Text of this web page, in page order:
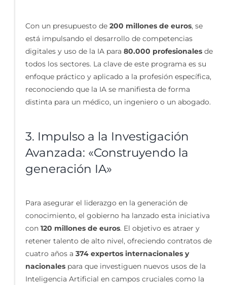
Con un presupuesto de 200 millones de euros, se
está impulsando el desarrollo de competencias
digitales y uso de la IA para 80.000 profesionales de
todos los sectores. La clave de este programa es su
enfoque práctico y aplicado a la profesión específica,
reconociendo que la IA se manifiesta de forma
distinta para un médico, un ingeniero o un abogado.
3. Impulso a la Investigación
Avanzada: «Construyendo la
generación IA»
Para asegurar el liderazgo en la generación de
conocimiento, el gobierno ha lanzado esta iniciativa
con 120 millones de euros. El objetivo es atraer y
retener talento de alto nivel, ofreciendo contratos de
cuatro años a 374 expertos internacionales y
nacionales para que investiguen nuevos usos de la
Inteligencia Artificial en campos cruciales como la